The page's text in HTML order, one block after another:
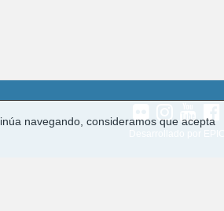
navegando, consideramos que acepta